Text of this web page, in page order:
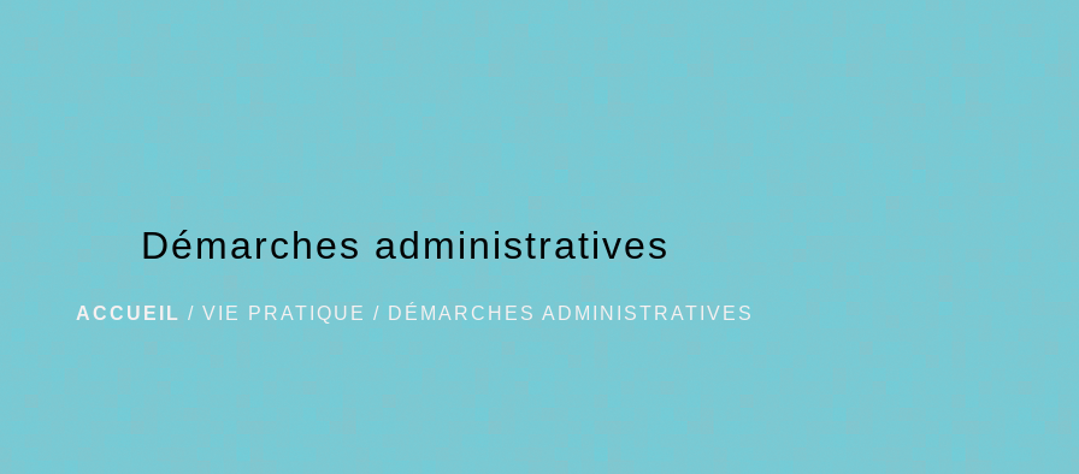
Démarches administratives
ACCUEIL /VIE PRATIQUE / DÉMARCHES ADMINISTRATIVES